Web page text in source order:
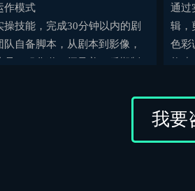
作模式
技能，完成30分钟以内的剧
自备脚本，从剧本到影像，
通过
辑，
色彩
切、
使学
我要